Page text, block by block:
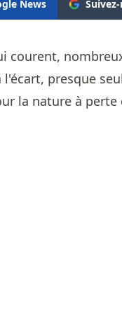
News
courent,
presque
la nature à perte